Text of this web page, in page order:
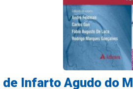
de Infarto Agudo do